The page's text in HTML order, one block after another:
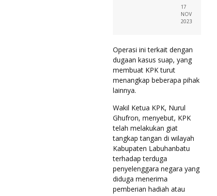
17
NOV
2023
Operasi ini terkait dengan
dugaan kasus suap, yang
membuat KPK turut
menangkap beberapa pihak
lainnya.
Wakil Ketua KPK, Nurul
Ghufron, menyebut, KPK
telah melakukan giat
tangkap tangan di wilayah
Kabupaten Labuhanbatu
terhadap terduga
penyelenggara negara yang
diduga menerima
pemberian hadiah atau